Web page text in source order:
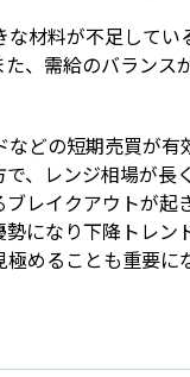
材料が不足して
、需給のバラン
どの短期売買が
、レンジ相場が
レイクアウトが
になり下降トレ
めることも重要に